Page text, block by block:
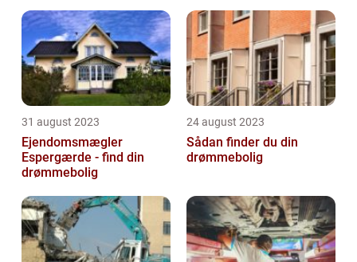
31 august 2023
Ejendomsmægler
Espergærde - find din
drømmebolig
24 august 2023
Sådan finder du din
drømmebolig